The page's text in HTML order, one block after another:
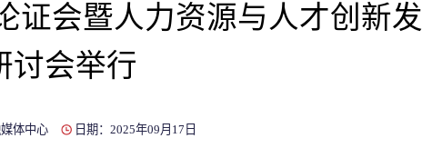
证会暨人力资源与人才创新发
讨会举行
体中心 日期：2025年09月17日